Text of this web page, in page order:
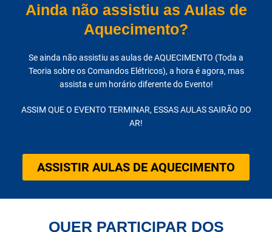
Ainda não assistiu as Aulas de
Aquecimento?
Se ainda não assistiu as aulas de AQUECIMENTO (Toda a
Teoria sobre os Comandos Elétricos), a hora é agora, mas
assista e um horário diferente do Evento!
ASSIM QUE O EVENTO TERMINAR, ESSAS AULAS SAIRÃO DO
AR!
ASSISTIR AULAS DE AQUECIMENTO
QUER PARTICIPAR DOS